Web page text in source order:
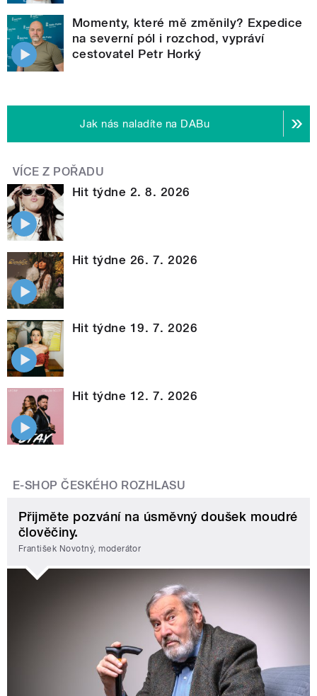
Momenty, které mě změnily? Expedice
na severní pól i rozchod, vypráví
cestovatel Petr Horký
Jak nás naladíte na DABu
VÍCE Z POŘADU
Hit týdne 2. 8. 2026
Hit týdne 26. 7. 2026
Hit týdne 19. 7. 2026
Hit týdne 12. 7. 2026
E-SHOP ČESKÉHO ROZHLASU
Přijměte pozvání na úsměvný doušek moudré
člověčiny.
František Novotný, moderátor